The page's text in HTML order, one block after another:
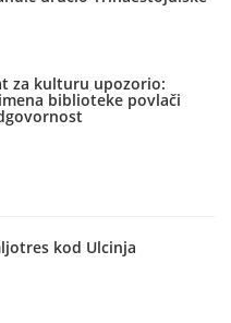
za kulturu upozorio:
biblioteke povlači
kod Ulcinja